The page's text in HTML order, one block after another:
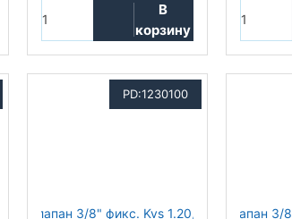
В
корзину
PD:1230100